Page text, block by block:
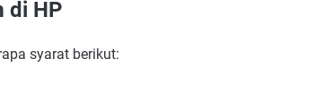
di HP
syarat berikut: